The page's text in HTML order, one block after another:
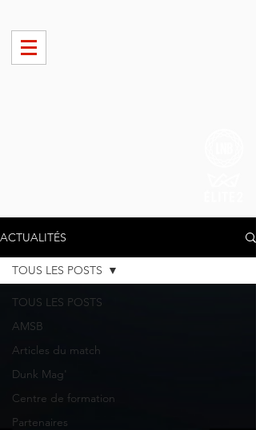
ACTUALITÉS
TOUS LES POSTS
AMSB
Articles du match
Dunk Mag'
Centre de formation
Partenaires
TOUS LES POSTS